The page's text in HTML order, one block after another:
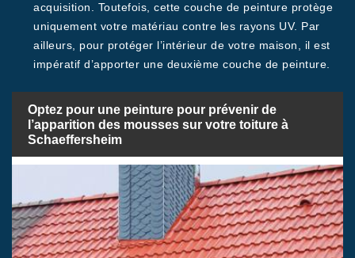
acquisition. Toutefois, cette couche de peinture protège
uniquement votre matériau contre les rayons UV. Par
ailleurs, pour protéger l’intérieur de votre maison, il est
impératif d’apporter une deuxième couche de peinture.
Optez pour une peinture pour prévenir de
l’apparition des mousses sur votre toiture à
Schaeffersheim